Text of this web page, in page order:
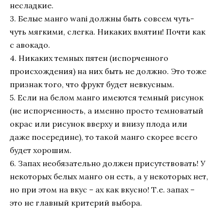
несладкие.
3. Белые манго wani должны быть совсем чуть-
чуть мягкими, слегка. Никаких вмятин! Почти как
с авокадо.
4. Никаких темных пятен (испорченного
происхождения) на них быть не должно. Это тоже
признак того, что фрукт будет невкусным.
5. Если на белом манго имеются темный рисунок
(не испорченность, а именно просто темноватый
окрас или рисунок вверху и внизу плода или
даже посередине), то такой манго скорее всего
будет хорошим.
6. Запах необязательно должен присутствовать! У
некоторых белых манго он есть, а у некоторых нет,
но при этом на вкус – ах как вкусно! Т.е. запах –
это не главный критерий выбора.